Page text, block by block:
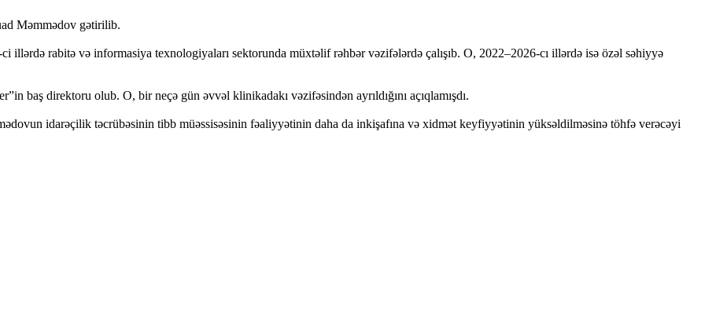
Məmmədov gətirilib.
illərdə rabitə və informasiya texnologiyaları sektorunda müxtəlif rəhbər vəzifələrdə çalışıb. O, 2022–2026-cı illərdə isə özəl səhiyyə
baş direktoru olub. O, bir neçə gün əvvəl klinikadakı vəzifəsindən ayrıldığını açıqlamışdı.
idarəçilik təcrübəsinin tibb müəssisəsinin fəaliyyətinin daha da inkişafına və xidmət keyfiyyətinin yüksəldilməsinə töhfə verəcəyi